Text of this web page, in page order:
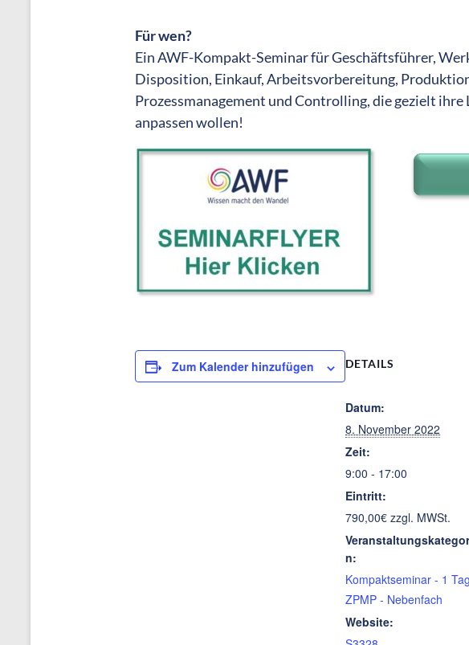
Für wen?
Ein AWF-Kompakt-Seminar für Geschäftsführer,
Disposition, Einkauf, Arbeitsvorbereitung,
Prozessmanagement und Controlling, die gezielt
anpassen wollen!
Zum Kalender hinzufügen DETAILS
Datum:
8. November 2022
Zeit:
9:00 - 17:00
Eintritt:
790,00€ zzgl. MWSt.
n:
Kompaktseminar - 1 Tag
ZPMP - Nebenfach
Website: